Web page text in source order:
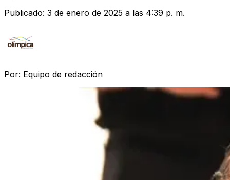
Publicado: 3 de enero de 2025 a las 4:39 p. m.
Por: Equipo de redacción